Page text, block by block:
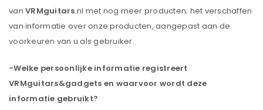
van VRMguitars.nl met nog meer producten; het verschaffen
van informatie over onze producten, aangepast aan de
voorkeuren van u als gebruiker.
-Welke persoonlijke informatie registreert
VRMguitars&gadgets en waarvoor wordt deze
informatie gebruikt?